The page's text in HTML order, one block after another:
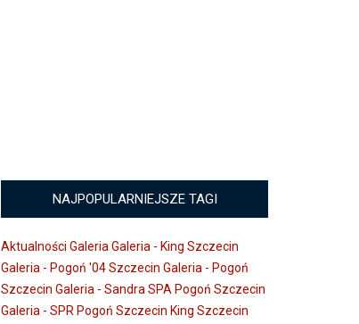
NAJPOPULARNIEJSZE TAGI
Aktualności Galeria Galeria - King Szczecin
Galeria - Pogoń '04 Szczecin Galeria - Pogoń
Szczecin Galeria - Sandra SPA Pogoń Szczecin
Galeria - SPR Pogoń Szczecin King Szczecin